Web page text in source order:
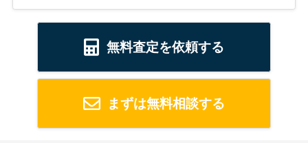
無料査定を依頼する
まずは無料相談する